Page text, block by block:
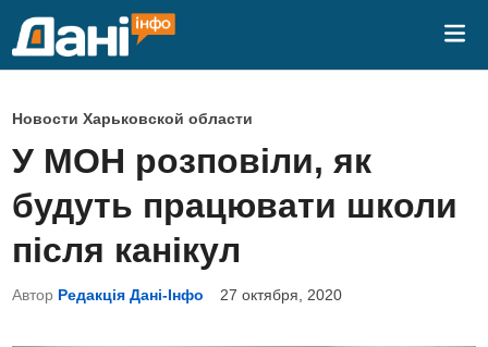
О
п
у
б
л
и
к
Новости Харьковской области
У МОН розповіли, як
будуть працювати школи
після канікул
Автор Редакція Дані-Інфо 27 октября, 2020